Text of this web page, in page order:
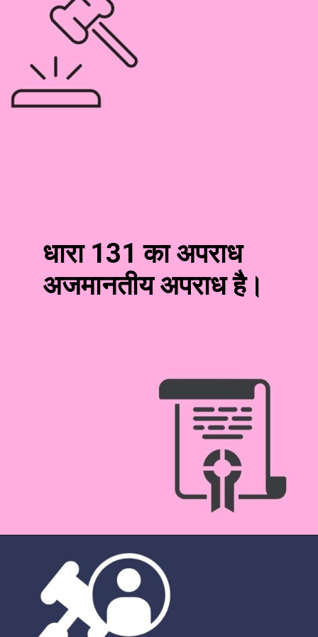
धारा 131 का अपराध
अजमानतीय अपराध है।